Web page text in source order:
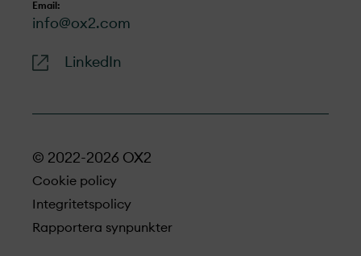
Email:
info@ox2.com
LinkedIn
© 2022-2026 OX2
Cookie policy
Integritetspolicy
Rapportera synpunkter